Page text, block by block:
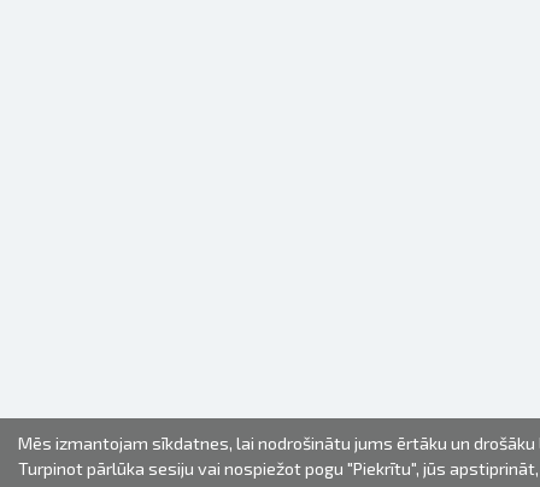
Mēs izmantojam sīkdatnes, lai nodrošinātu jums ērtāku un
Turpinot pārlūka sesiju vai nospiežot pogu "Piekrītu", jūs